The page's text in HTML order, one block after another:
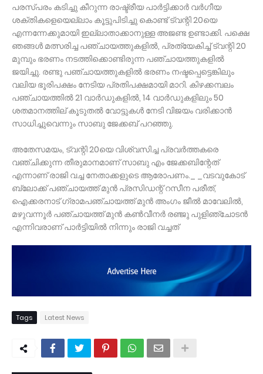
പരസ്പരം കടിച്ചു കീറുന്ന രാഷ്ട്രീയ പാർട്ടിക്കാർ വർഗീയ
ശക്തികളെയെല്ലാം കൂട്ടുപിടിച്ചു കൊണ്ട് ട്വന്റി 20യെ
എന്നന്നേക്കുമായി ഇല്ലാതാക്കാനുള്ള അജണ്ട ഉണ്ടാക്കി. പക്ഷെ
ഞങ്ങൾ മത്സരിച്ച പഞ്ചായത്തുകളിൽ, പ്രത്യേകിച്ച്‌ ട്വന്റി 20
മുമ്പും ഭരണം നടത്തിക്കൊണ്ടിരുന്ന പഞ്ചായത്തുകളിൽ
ജയിച്ചു. രണ്ടു പഞ്ചായത്തുകളിൽ ഭരണം നഷ്ടപ്പെട്ടെങ്കിലും
വലിയ ഭൂരിപക്ഷം നേടിയ പ്രതിപക്ഷമായി മാറി. കിഴക്കമ്പലം
പഞ്ചായത്തിൽ 21 വാർഡുകളിൽ, 14 വാർഡുകളിലും 50
ശതമാനത്തില് കൂടുതൽ വോട്ടുകൾ നേടി വിജയം വരിക്കാൻ
സാധിച്ചുവെന്നും സാബു ജേക്കബ് പറഞ്ഞു.
അതേസമയം, ട്വന്റി 20യെ വിശ്വസിച്ച പ്രവർത്തകരെ
വഞ്ചിക്കുന്ന തീരുമാനമാണ് സാബു എം ജേക്കബിന്റേത്
എന്നാണ് രാജി വച്ച നേതാക്കളുടെ ആരോപണം._ _വടവുകോട്
ബ്ലോക്ക് പഞ്ചായത്ത് മുൻ പ്രസിഡന്റ് റസീന പരീത്,
ഐക്കരനാട് ഗ്രാമപഞ്ചായത്ത് മുൻ അംഗം ജീൽ മാവേലിൽ,
മഴുവന്നൂർ പഞ്ചായത്ത് മുൻ കൺവീനർ രഞ്ജു പുളിഞ്ചോടൻ
എന്നിവരാണ് പാർട്ടിയിൽ നിന്നും രാജി വച്ചത്
Tags Latest News